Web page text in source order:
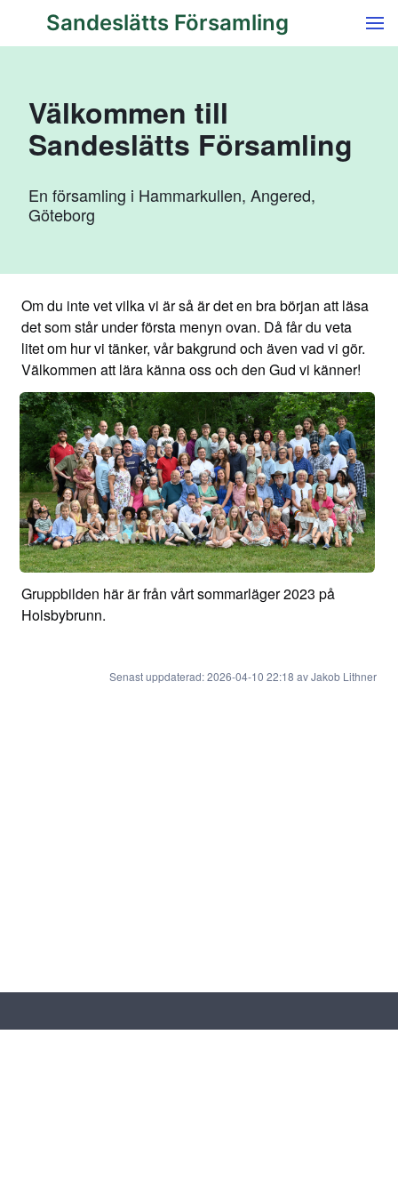
Sandeslätts Församling
Välkommen till
Sandeslätts Församling
En församling i Hammarkullen, Angered,
Göteborg
Om du inte vet vilka vi är så är det en bra början att läsa
det som står under första menyn ovan. Då får du veta
litet om hur vi tänker, vår bakgrund och även vad vi gör.
Välkommen att lära känna oss och den Gud vi känner!
Gruppbilden här är från vårt sommarläger 2023 på
Holsbybrunn.
Senast uppdaterad: 2026-04-10 22:18 av Jakob Lithner